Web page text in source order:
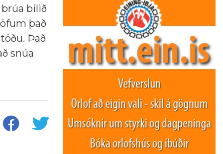
bilið
það
Það
snúa